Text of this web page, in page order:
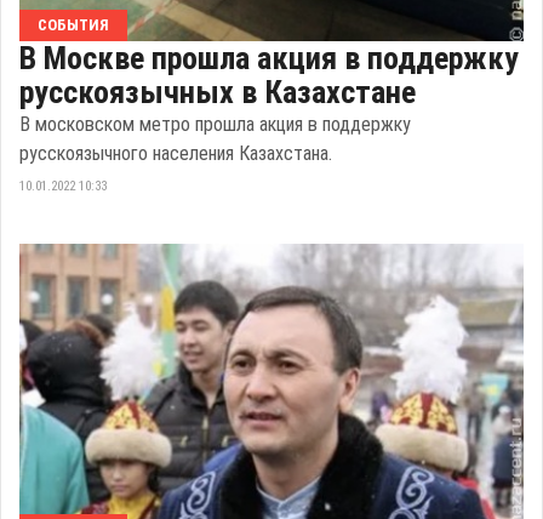
СОБЫТИЯ
В Москве прошла акция в поддержку
русскоязычных в Казахстане
В московском метро прошла акция в поддержку
русскоязычного населения Казахстана.
10.01.2022 10:33